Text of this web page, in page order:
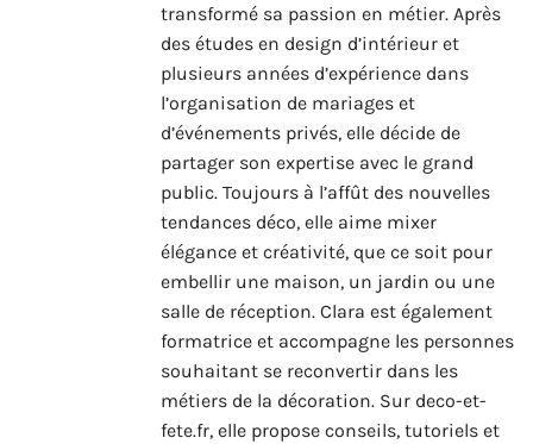
transformé sa passion en métier. Après
des études en design d’intérieur et
plusieurs années d’expérience dans
l’organisation de mariages et
d’événements privés, elle décide de
partager son expertise avec le grand
public. Toujours à l’affût des nouvelles
tendances déco, elle aime mixer
élégance et créativité, que ce soit pour
embellir une maison, un jardin ou une
salle de réception. Clara est également
formatrice et accompagne les personnes
souhaitant se reconvertir dans les
métiers de la décoration. Sur deco-et-
fete.fr, elle propose conseils, tutoriels et